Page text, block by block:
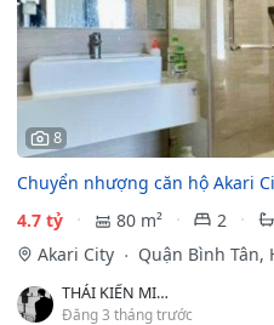
8
Chuyển nhượng căn hộ Akari
4.7 tỷ
80 m² 2
Akari City
Quận Bình Tân,
THÁI KIẾN MINH
Đăng 3 tháng trước